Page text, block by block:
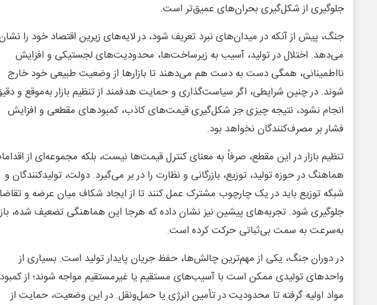
جلوگیری از شکل‌گیری بحران‌های عمیق‌تر است.
جنگ، پیش از آنکه در میدان‌های نبرد تعریف شود، در لایه‌های زیرین اقتصاد خود را
می‌دهد. اختلال در تولید، آسیب به زیرساخت‌ها، محدودیت‌های لجستیکی و افزایش
نااطمینانی، همگی دست به دست هم می‌دهند تا بازارها از وضعیت طبیعی خود خارج
شوند. در چنین شرایطی، اگر سیاست‌گذاری و حمایت هدفمند از تنظیم بازار به‌موقع و
انجام نشود، نتیجه چیزی جز شکل‌گیری قیمت‌های کاذب، کمبودهای مقطعی و افزایش
فشار بر مصرف‌کنندگان نخواهد بود.
تنظیم بازار در این مقطع، صرفاً به معنای کنترل قیمت‌ها نیست، بلکه مجموعه‌ای از
هماهنگ در حوزه تولید، توزیع، بازرگانی و نظارت را در بر می‌گیرد. دولت، تولیدکنندگان و
شبکه توزیع باید در یک چارچوب مشترک عمل کنند تا از ایجاد شکاف میان عرضه و تقاضا
جلوگیری شود. تجربه‌های پیشین نیز نشان داده که هرجا این هماهنگی تضعیف شده،
به‌سرعت به سمت بی‌ثباتی حرکت کرده است.
در دوران جنگ، یکی از مهم‌ترین چالش‌ها، حفظ جریان پایدار تولید است. بسیاری از
واحدهای تولیدی ممکن است با آسیب‌های مستقیم یا غیرمستقیم مواجه شوند؛ از کمبود
مواد اولیه گرفته تا محدودیت در تأمین انرژی یا حمل‌ونقل. در این وضعیت، حمایت از